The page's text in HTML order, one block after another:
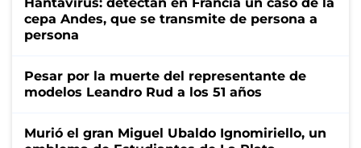
cepa Andes, que se transmite de persona a
persona
Pesar por la muerte del representante de
modelos Leandro Rud a los 51 años
Murió el gran Miguel Ubaldo Ignomiriello, un